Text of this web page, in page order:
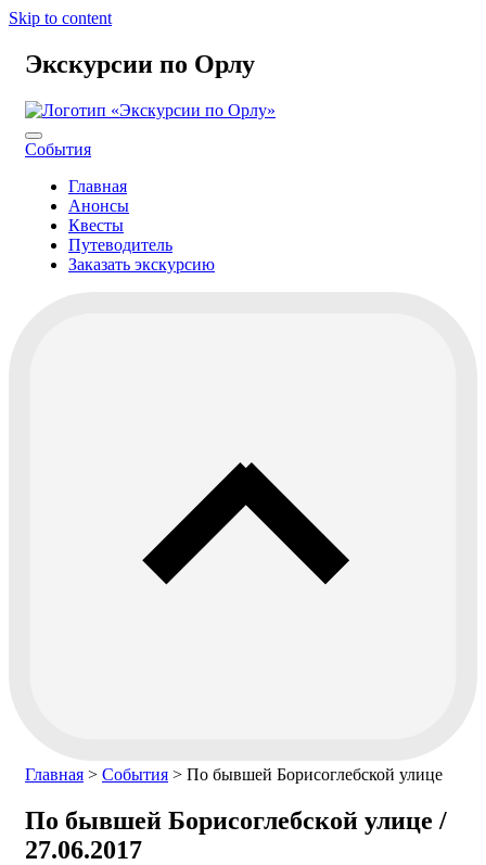
Skip to content
Экскурсии по Орлу
События
Главная
Анонсы
Квесты
Путеводитель
Заказать экскурсию
Главная > События > По бывшей Борисоглебской улице
По бывшей Борисоглебской улице /
27.06.2017